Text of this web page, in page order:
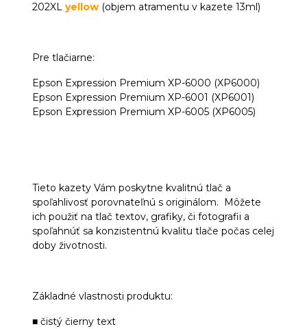
202XL yellow (objem atramentu v kazete 13ml)
Pre tlačiarne:
Epson Expression Premium XP-6000 (XP6000)
Epson Expression Premium XP-6001 (XP6001)
Epson Expression Premium XP-6005 (XP6005)
Tieto kazety Vám poskytne kvalitnú tlač a
spoľahlivosť porovnateľnú s originálom. Môžete
ich použiť na tlač textov, grafiky, či fotografii a
spoľahnúť sa konzistentnú kvalitu tlače počas celej
doby životnosti.
Základné vlastnosti produktu:
■ čistý čierny text